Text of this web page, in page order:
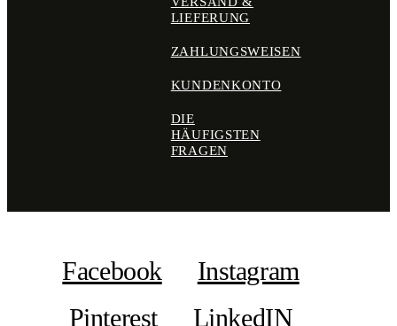
LIEFERUNG
ZAHLUNGSWEISEN
KUNDENKONTO
DIE
HÄUFIGSTEN
FRAGEN
Facebook
Instagram
Pinterest
LinkedIN